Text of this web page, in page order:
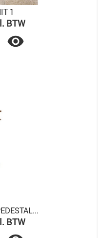
1
BTW

BTW